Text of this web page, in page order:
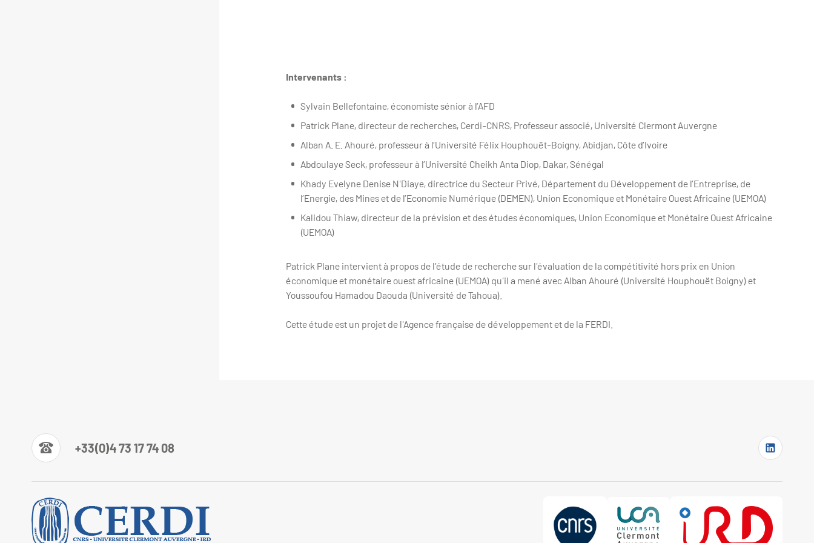
Intervenants :
Sylvain Bellefontaine, économiste sénior à l’AFD
Patrick Plane, directeur de recherches, Cerdi-CNRS, Professeur associé, Université Clermont Auvergne
Alban A. E. Ahouré, professeur à l’Université Félix Houphouët-Boigny, Abidjan, Côte d’Ivoire
Abdoulaye Seck, professeur à l’Université Cheikh Anta Diop, Dakar, Sénégal
Khady Evelyne Denise N'Diaye, directrice du Secteur Privé, Département du Développement de l’Entreprise, de
l’Energie, des Mines et de l’Economie Numérique (DEMEN), Union Economique et Monétaire Ouest Africaine (UEMOA)
Kalidou Thiaw, directeur de la prévision et des études économiques, Union Economique et Monétaire Ouest Africaine
(UEMOA)
Patrick Plane intervient à propos de l'étude de recherche sur l'évaluation de la compétitivité hors prix en Union
économique et monétaire ouest africaine (UEMOA) qu'il a mené avec Alban Ahouré (Université Houphouët Boigny) et
Youssoufou Hamadou Daouda (Université de Tahoua).
Cette étude est un projet de l'Agence française de développement et de la FERDI.
+33(0)4 73 17 74 08